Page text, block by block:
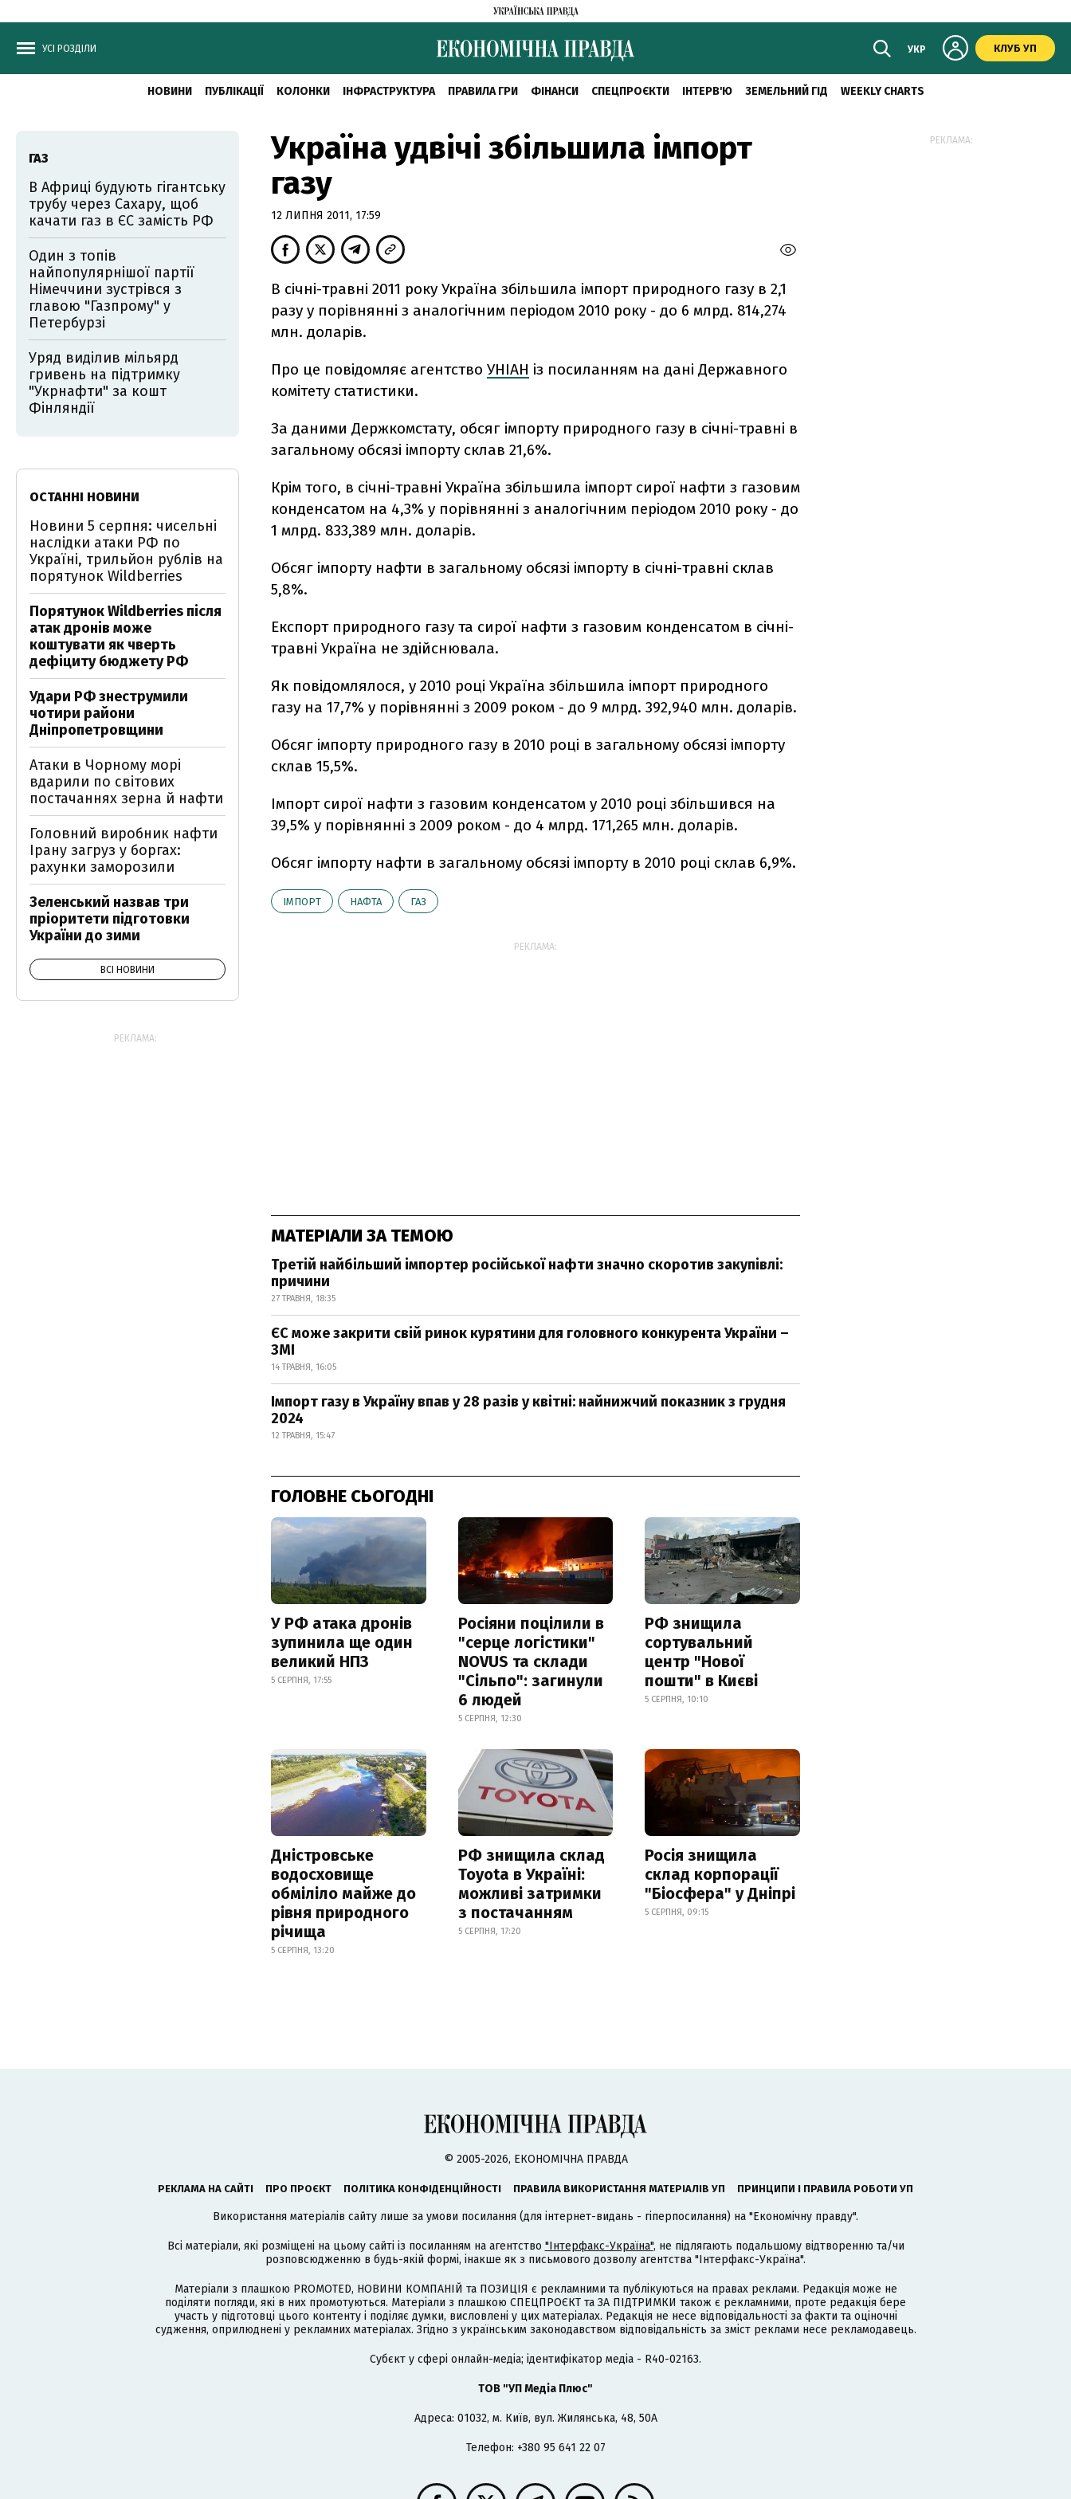
УСІ РОЗДІЛИ УКР КЛУБ УП
НОВИНИ ПУБЛІКАЦІЇ КОЛОНКИ ІНФРАСТРУКТУРА ПРАВИЛА ГРИ ФІНАНСИ СПЕЦПРОЄКТИ ІНТЕРВ'Ю ЗЕМЕЛЬНИЙ ГІД WEEKLY CHARTS
Україна удвічі збільшила імпорт
газу
12 ЛИПНЯ 2011, 17:59
В січні-травні 2011 року Україна збільшила імпорт природного газу в 2,1
разу у порівнянні з аналогічним періодом 2010 року - до 6 млрд. 814,274
млн. доларів.
Про це повідомляє агентство УНІАН із посиланням на дані Державного
комітету статистики.
За даними Держкомстату, обсяг імпорту природного газу в січні-травні в
загальному обсязі імпорту склав 21,6%.
Крім того, в січні-травні Україна збільшила імпорт сирої нафти з газовим
конденсатом на 4,3% у порівнянні з аналогічним періодом 2010 року - до
1 млрд. 833,389 млн. доларів.
Обсяг імпорту нафти в загальному обсязі імпорту в січні-травні склав
5,8%.
Експорт природного газу та сирої нафти з газовим конденсатом в січні-
травні Україна не здійснювала.
Як повідомлялося, у 2010 році Україна збільшила імпорт природного
газу на 17,7% у порівнянні з 2009 роком - до 9 млрд. 392,940 млн. доларів.
Обсяг імпорту природного газу в 2010 році в загальному обсязі імпорту
склав 15,5%.
Імпорт сирої нафти з газовим конденсатом у 2010 році збільшився на
39,5% у порівнянні з 2009 роком - до 4 млрд. 171,265 млн. доларів.
Обсяг імпорту нафти в загальному обсязі імпорту в 2010 році склав 6,9%.
ІМПОРТ НАФТА ГАЗ
РЕКЛАМА:
МАТЕРІАЛИ ЗА ТЕМОЮ
Третій найбільший імпортер російської нафти значно скоротив закупівлі:
причини
27 ТРАВНЯ, 18:35
ЄС може закрити свій ринок курятини для головного конкурента України –
ЗМІ
14 ТРАВНЯ, 16:05
Імпорт газу в Україну впав у 28 разів у квітні: найнижчий показник з грудня
2024
12 ТРАВНЯ, 15:47
ГОЛОВНЕ СЬОГОДНІ
У РФ атака дронів
зупинила ще один
великий НПЗ
5 СЕРПНЯ, 17:55
Росіяни поцілили в
"серце логістики"
NOVUS та склади
"Сільпо": загинули
6 людей
5 СЕРПНЯ, 12:30
РФ знищила
сортувальний
центр "Нової
пошти" в Києві
5 СЕРПНЯ, 10:10
Дністровське
водосховище
обміліло майже до
рівня природного
річища
5 СЕРПНЯ, 13:20
РФ знищила склад
Toyota в Україні:
можливі затримки
з постачанням
5 СЕРПНЯ, 17:20
Росія знищила
склад корпорації
"Біосфера" у Дніпрі
5 СЕРПНЯ, 09:15
ГАЗ
В Африці будують гігантську
трубу через Сахару, щоб
качати газ в ЄС замість РФ
Один з топів
найпопулярнішої партії
Німеччини зустрівся з
главою "Газпрому" у
Петербурзі
Уряд виділив мільярд
гривень на підтримку
"Укрнафти" за кошт
Фінляндії
ОСТАННІ НОВИНИ
Новини 5 серпня: чисельні
наслідки атаки РФ по
Україні, трильйон рублів на
порятунок Wildberries
Порятунок Wildberries після
атак дронів може
коштувати як чверть
дефіциту бюджету РФ
Удари РФ знеструмили
чотири райони
Дніпропетровщини
Атаки в Чорному морі
вдарили по світових
постачаннях зерна й нафти
Головний виробник нафти
Ірану загруз у боргах:
рахунки заморозили
Зеленський назвав три
пріоритети підготовки
України до зими
ВСІ НОВИНИ
РЕКЛАМА:
РЕКЛАМА:
© 2005-2026, ЕКОНОМІЧНА ПРАВДА
РЕКЛАМА НА САЙТІ ПРО ПРОЄКТ ПОЛІТИКА КОНФІДЕНЦІЙНОСТІ ПРАВИЛА ВИКОРИСТАННЯ МАТЕРІАЛІВ УП ПРИНЦИПИ І ПРАВИЛА РОБОТИ УП
Використання матеріалів сайту лише за умови посилання (для інтернет-видань - гіперпосилання) на "Економічну правду".
Всі матеріали, які розміщені на цьому сайті із посиланням на агентство "Інтерфакс-Україна", не підлягають подальшому відтворенню та/чи
розповсюдженню в будь-якій формі, інакше як з письмового дозволу агентства "Інтерфакс-Україна".
Матеріали з плашкою PROMOTED, НОВИНИ КОМПАНІЙ та ПОЗИЦІЯ є рекламними та публікуються на правах реклами. Редакція може не
поділяти погляди, які в них промотуються. Матеріали з плашкою СПЕЦПРОЄКТ та ЗА ПІДТРИМКИ також є рекламними, проте редакція бере
участь у підготовці цього контенту і поділяє думки, висловлені у цих матеріалах. Редакція не несе відповідальності за факти та оціночні
судження, оприлюднені у рекламних матеріалах. Згідно з українським законодавством відповідальність за зміст реклами несе рекламодавець.
Cубєкт у сфері онлайн-медіа; ідентифікатор медіа - R40-02163.
ТОВ "УП Медіа Плюс"
Адреса: 01032, м. Київ, вул. Жилянська, 48, 50А
Телефон: +380 95 641 22 07